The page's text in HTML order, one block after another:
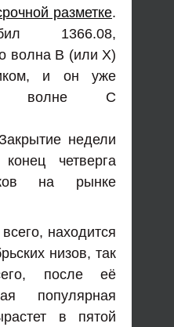
разметке.
1366.08,
волна В (или Х)
и он уже
волне С
недели
четверга
на рынке
находится
низов, так
после её
популярная
в пятой